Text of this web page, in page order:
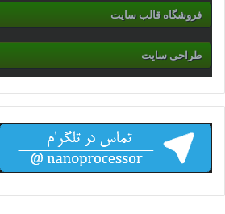
فروشگاه قالب سایت
طراحی سایت